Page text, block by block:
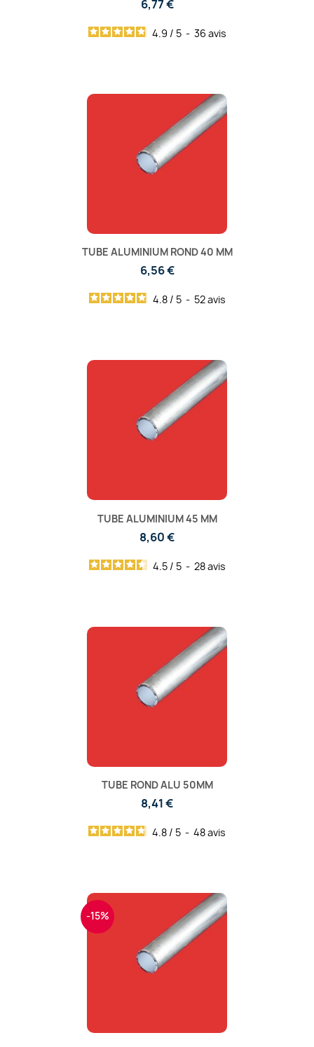
6,77 €
4.9 / 5 - 36 avis
TUBE ALUMINIUM ROND 40 MM
6,56 €
4.8 / 5 - 52avis
TUBE ALUMINIUM 45 MM
8,60 €
4.5 / 5 - 28avis
TUBE ROND ALU 50MM
8,41 €
4.8 / 5 - 48avis
-15%